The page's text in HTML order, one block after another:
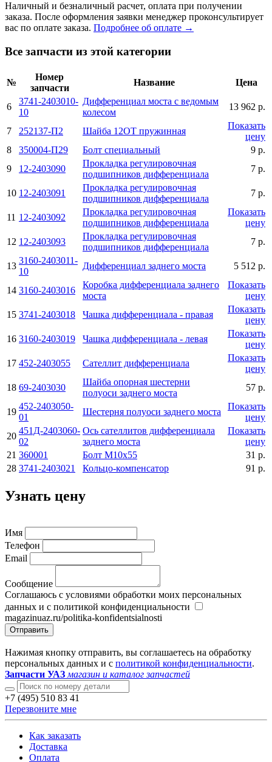
Наличный и безналичный расчет, оплата при получении
заказа. После оформления заявки менеджер проконсультирует
вас по оплате заказа. Подробнее об оплате →
Все запчасти из этой категории
№
Номер
запчасти
Название Цена
6
3741-2403010-
10
Дифференциал моста с ведомым
колесом
13 962 р.
7 252137-П2 Шайба 12ОТ пружинная
Показать
цену
8
350004-П29 Болт специальный
9 р.
9
12-2403090
Прокладка регулировочная
подшипников дифференциала
7 р.
10 12-2403091
Прокладка регулировочная
подшипников дифференциала
7 р.
11 12-2403092
Прокладка регулировочная
подшипников дифференциала
Показать
цену
12 12-2403093
Прокладка регулировочная
подшипников дифференциала
7 р.
13
3160-2403011-
10
Дифференциал заднего моста 5 512 р.
14 3160-2403016
Коробка дифференциала заднего
моста
Показать
цену
15 3741-2403018 Чашка дифференциала - правая
Показать
цену
16 3160-2403019 Чашка дифференциала - левая
Показать
цену
17 452-2403055 Сателлит дифференциала
Показать
цену
18 69-2403030
Шайба опорная шестерни
полуоси заднего моста
57 р.
19
452-2403050-
01
Шестерня полуоси заднего моста
Показать
цену
20
451Д-2403060-
02
Ось сателлитов дифференциала
заднего моста
Показать
цену
21 360001 Болт М10х55
31 р.
28 3741-2403021 Кольцо-компенсатор 91 р.
Узнать цену
Имя
Телефон
Email
Сообщение
Соглашаюсь с условиями обработки моих персональных
данных и с политикой конфиденциальности
magazinuaz.ru/politika-konfidentsialnosti
Отправить
Нажимая кнопку отправить, вы соглашаетесь на обработку
персональных данных и с политикой конфиденциальности.
Запчасти УАЗ магазин и каталог запчастей
+7 (495) 510 83 41
Перезвоните мне
Как заказать
Доставка
Оплата